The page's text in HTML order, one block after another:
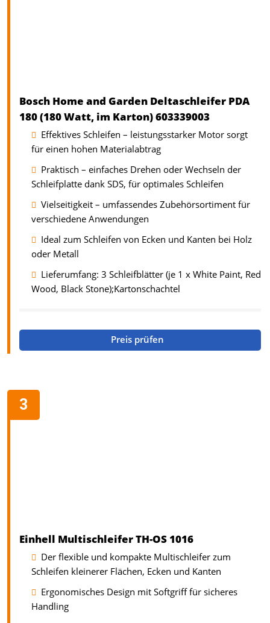
Bosch Home and Garden Deltaschleifer PDA
180 (180 Watt, im Karton) 603339003
Effektives Schleifen – leistungsstarker Motor sorgt
für einen hohen Materialabtrag
Praktisch – einfaches Drehen oder Wechseln der
Schleifplatte dank SDS, für optimales Schleifen
Vielseitigkeit – umfassendes Zubehörsortiment für
verschiedene Anwendungen
Ideal zum Schleifen von Ecken und Kanten bei Holz
oder Metall
Lieferumfang: 3 Schleifblätter (je 1 x White Paint, Red
Wood, Black Stone);Kartonschachtel
Preis prüfen
Einhell Multischleifer TH-OS 1016
Der flexible und kompakte Multischleifer zum
Schleifen kleinerer Flächen, Ecken und Kanten
Ergonomisches Design mit Softgriff für sicheres
Handling